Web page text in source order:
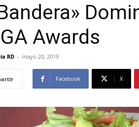
Awards
RD - mayo 20, 2019
Facebook X